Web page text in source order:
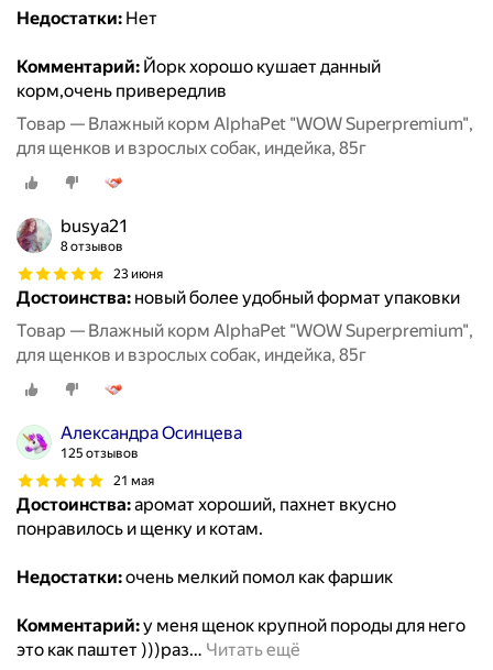
Недостатки: Нет
Комментарий: Йорк хорошо кушает данный
корм,очень привередлив
Товар — Влажный корм AlphaPet "WOW Superpremium",
для щенков и взрослых собак, индейка, 85г
busya21
8 отзывов
23 июня
Достоинства: новый более удобный формат упаковки
Товар — Влажный корм AlphaPet "WOW Superpremium",
для щенков и взрослых собак, индейка, 85г
Александра Осинцева
125 отзывов
21 мая
Достоинства:аромат хороший, пахнет вкусно
понравилось и щенку и котам.
Недостатки:очень мелкий помол как фаршик
Комментарий:у меня щенок крупной породы для него
это как паштет )))раз… Читать ещё